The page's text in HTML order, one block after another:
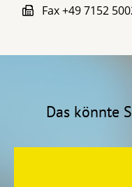
Fax+49 7152
Das könnte